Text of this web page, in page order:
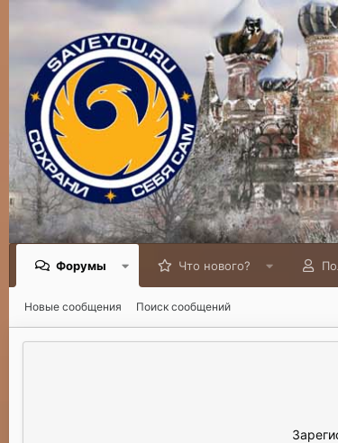
Форумы Что нового?
Новые сообщения Поиск сообщений